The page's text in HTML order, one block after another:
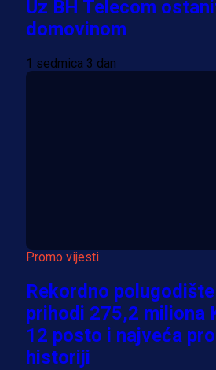
Uz BH Telecom
domovinom
1 sedmica 3 dan
Promo vijesti
Rekordno
prihodi 275,2 miliona
12 posto i najveća
historiji